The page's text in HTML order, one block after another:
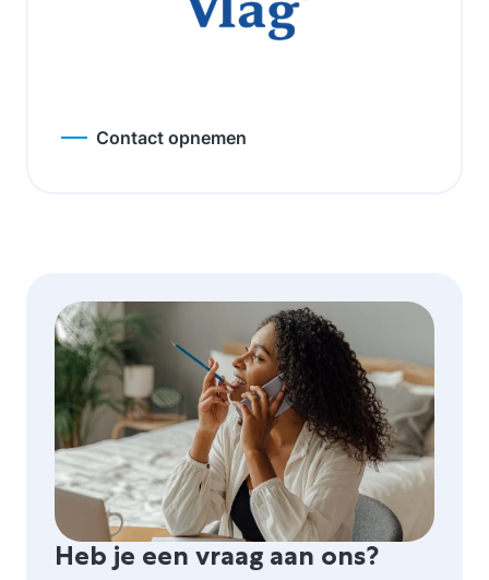
Contact opnemen
Heb je een vraag aan ons?